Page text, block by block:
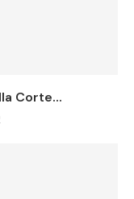
Corte...